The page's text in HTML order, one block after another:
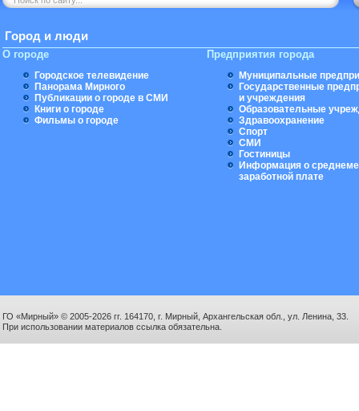
Город и люди
О городе
Городское телевидение
Панорама Мирного
Публикации о городе в СМИ
Книги о городе
Фильмы о городе
Предприятия города
Муниципальные
Государственные
и учреждения
Образовательные
Здравоохранение
Спорт
СМИ
Гостиницы
Информация о
заработной плате
ГО «Мирный» © 2005-2026 гг. 164170, г. Мирный, Архангельская обл., ул. Ленина, 33.
При использовании материалов ссылка обязательна.